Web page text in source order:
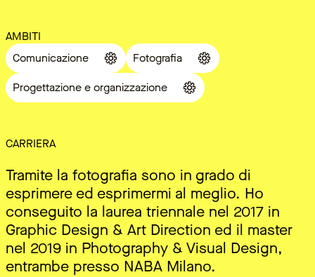
AMBITI
Comunicazione
Fotografia
Progettazione e organizzazione
CARRIERA
Tramite la fotografia sono in grado di
esprimere ed esprimermi al meglio. Ho
conseguito la laurea triennale nel 2017 in
Graphic Design & Art Direction ed il master
nel 2019 in Photography & Visual Design,
entrambe presso NABA Milano.